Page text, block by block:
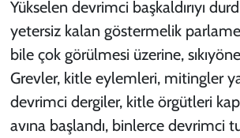
Yükselen devrimci başkaldırıyı
yetersiz kalan göstermelik
bile çok görülmesi üzerine,
Grevler, kitle eylemleri, mitingler
devrimci dergiler, kitle örgütleri
avına başlandı, binlerce devrimci